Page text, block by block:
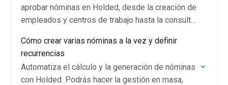
aprobar nóminas en Holded, desde la creación de
empleados y centros de trabajo hasta la consulta
Cómo crear varias nóminas a la vez y definir
recurrencias
Automatiza el cálculo y la generación de nóminas
con Holded. Podrás hacer la gestión en masa,